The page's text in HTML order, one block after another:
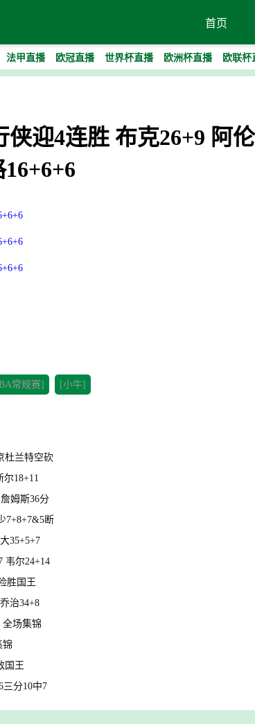
首页
法甲直播 欧冠直播 世界杯直播 欧洲杯直播 欧联杯
迎4连胜 布克26+9 阿
常规赛] [小牛]
杜兰特空砍
尔18+11
姆斯36分
7+8+7&5断
35+5+7
韦尔24+14
胜国王
治34+8
全场集锦
锦
国王
三分10中7